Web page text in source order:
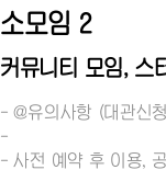
소모임 2
커뮤니티 모임, 스
- @유의사항 (대관신
-
- 사전 예약 후 이용,